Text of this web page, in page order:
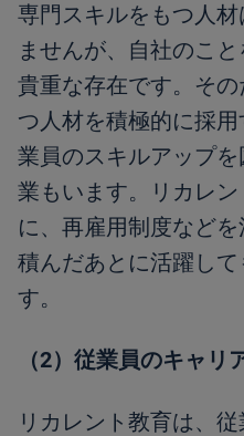
専門スキルをもつ人
ませんが、自社のこ
貴重な存在です。そ
つ人材を積極的に採
業員のスキルアップ
業もいます。リカレ
に、再雇用制度など
積んだあとに活躍し
す。
（2）従業員のキャリ
リカレント教育は、